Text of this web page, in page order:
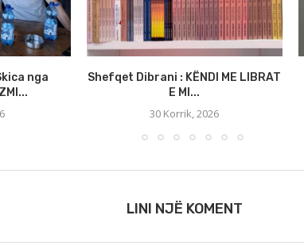
nga
Shefqet Dibrani : KËNDI ME LIBRAT
E MI...
30 Korrik, 2026
LINI NJË KOMENT